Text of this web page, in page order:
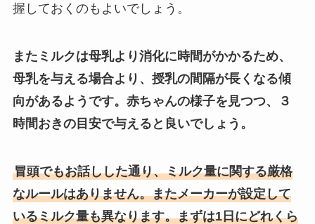
握しておくのもよいでしょう。
またミルクは母乳より消化に時間がかかるため、
母乳を与える場合より、授乳の間隔が長くなる傾
向があるようです。赤ちゃんの様子を見つつ、３
時間おきの目安で与えると良いでしょう。
冒頭でもお話しした通り、ミルク量に関する厳格
なルールはありません。またメーカーが設定して
いるミルク量も異なります。まずは1日にどれくら